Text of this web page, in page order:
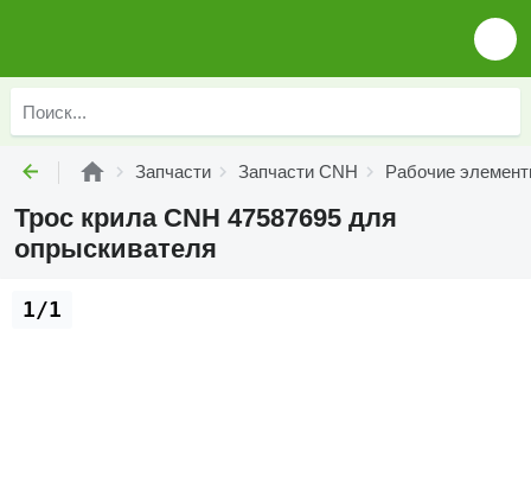
Запчасти Запчасти CNH Рабочие
Трос крила CNH 47587695 для
опрыскивателя
1/1